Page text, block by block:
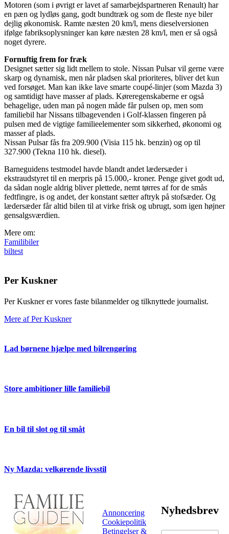
Motoren (som i øvrigt er lavet af samarbejdspartneren Renault) har
en pæn og lydløs gang, godt bundtræk og som de fleste nye biler
dejlig økonomisk. Ramte næsten 20 km/l, mens dieselversionen
ifølge fabriksoplysninger kan køre næsten 28 km/l, men er så også
noget dyrere.
Fornuftig frem for fræk
Designet sætter sig lidt mellem to stole. Nissan Pulsar vil gerne være
skarp og dynamisk, men når pladsen skal prioriteres, bliver det kun
ved forsøget. Man kan ikke lave smarte coupé-linjer (som Mazda 3)
og samtidigt have masser af plads. Køreregenskaberne er også
behagelige, uden man på nogen måde får pulsen op, men som
familiebil har Nissans tilbagevenden i Golf-klassen fingeren på
pulsen med de vigtige familieelementer som sikkerhed, økonomi og
masser af plads.
Nissan Pulsar fås fra 209.900 (Visia 115 hk. benzin) og op til
327.900 (Tekna 110 hk. diesel).
Barneguidens testmodel havde blandt andet lædersæder i
ekstraudstyret til en merpris på 15.000,- kroner. Penge givet godt ud,
da sådan nogle aldrig bliver plettede, nemt tørres af for de smås
fedtfingre, is og andet, der konstant sætter aftryk på stofsæder. Og
lædersæder får altid bilen til at virke frisk og ubrugt, som igen højner
gensalgsværdien.
Mere om:
Familibiler
biltest
Per Kuskner
Per Kuskner er vores faste bilanmelder og tilknyttede journalist.
Mere af Per Kuskner
Lad børnene hjælpe med bilrengøring
Store ambitioner lille familiebil
En bil til slot og til småt
Ny Mazda: velkørende livsstil
Annoncering
Cookiepolitik
Betingelser &
Nyhedsbrev